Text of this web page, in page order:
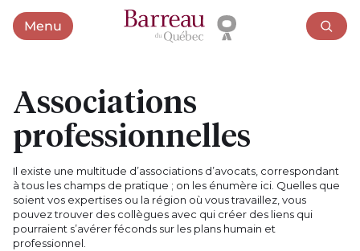
MenuOuvrir le menu
Associations
professionnelles
Il existe une multitude d’associations d’avocats, correspondant
à tous les champs de pratique ; on les énumère ici. Quelles que
soient vos expertises ou la région où vous travaillez, vous
pouvez trouver des collègues avec qui créer des liens qui
pourraient s’avérer féconds sur les plans humain et
professionnel.